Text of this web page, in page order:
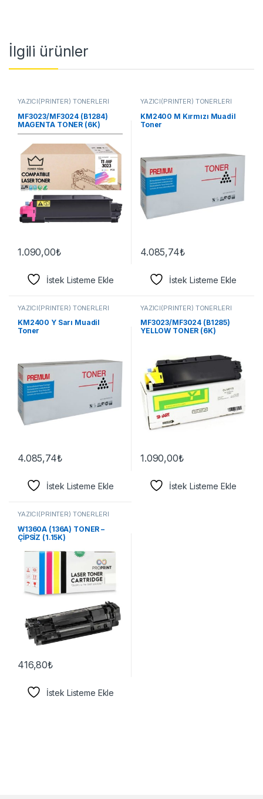
İlgili ürünler
YAZICI(PRİNTER) TONERLERİ
MF3023/MF3024 (B1284)
MAGENTA TONER (6K)
1.090,00₺
İstek Listeme Ekle
YAZICI(PRİNTER) TONERLERİ
KM2400 M Kırmızı Muadil
Toner
4.085,74₺
İstek Listeme Ekle
YAZICI(PRİNTER) TONERLERİ
KM2400 Y Sarı Muadil
Toner
4.085,74₺
İstek Listeme Ekle
YAZICI(PRİNTER) TONERLERİ
MF3023/MF3024 (B1285)
YELLOW TONER (6K)
1.090,00₺
İstek Listeme Ekle
YAZICI(PRİNTER) TONERLERİ
W1360A (136A) TONER –
ÇİPSİZ (1.15K)
416,80₺
İstek Listeme Ekle